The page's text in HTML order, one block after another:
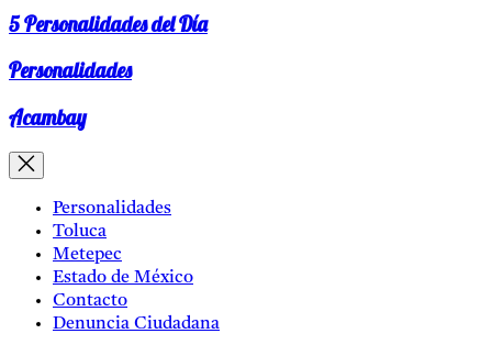
5 Personalidades del Día
Personalidades
Acambay
Personalidades
Toluca
Metepec
Estado de México
Contacto
Denuncia Ciudadana